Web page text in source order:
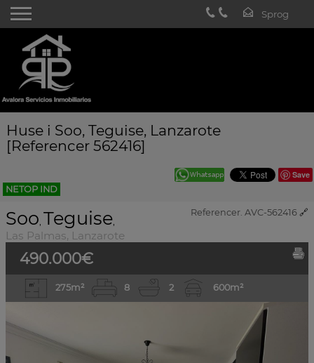
Huse i Soo, Teguise, Lanzarote
[Referencer 562416]
Save
NETOP IND
Referencer. AVC-562416 🔗
Soo, Teguise,
Las Palmas, Lanzarote
490.000€
275m² 8 2 600m²